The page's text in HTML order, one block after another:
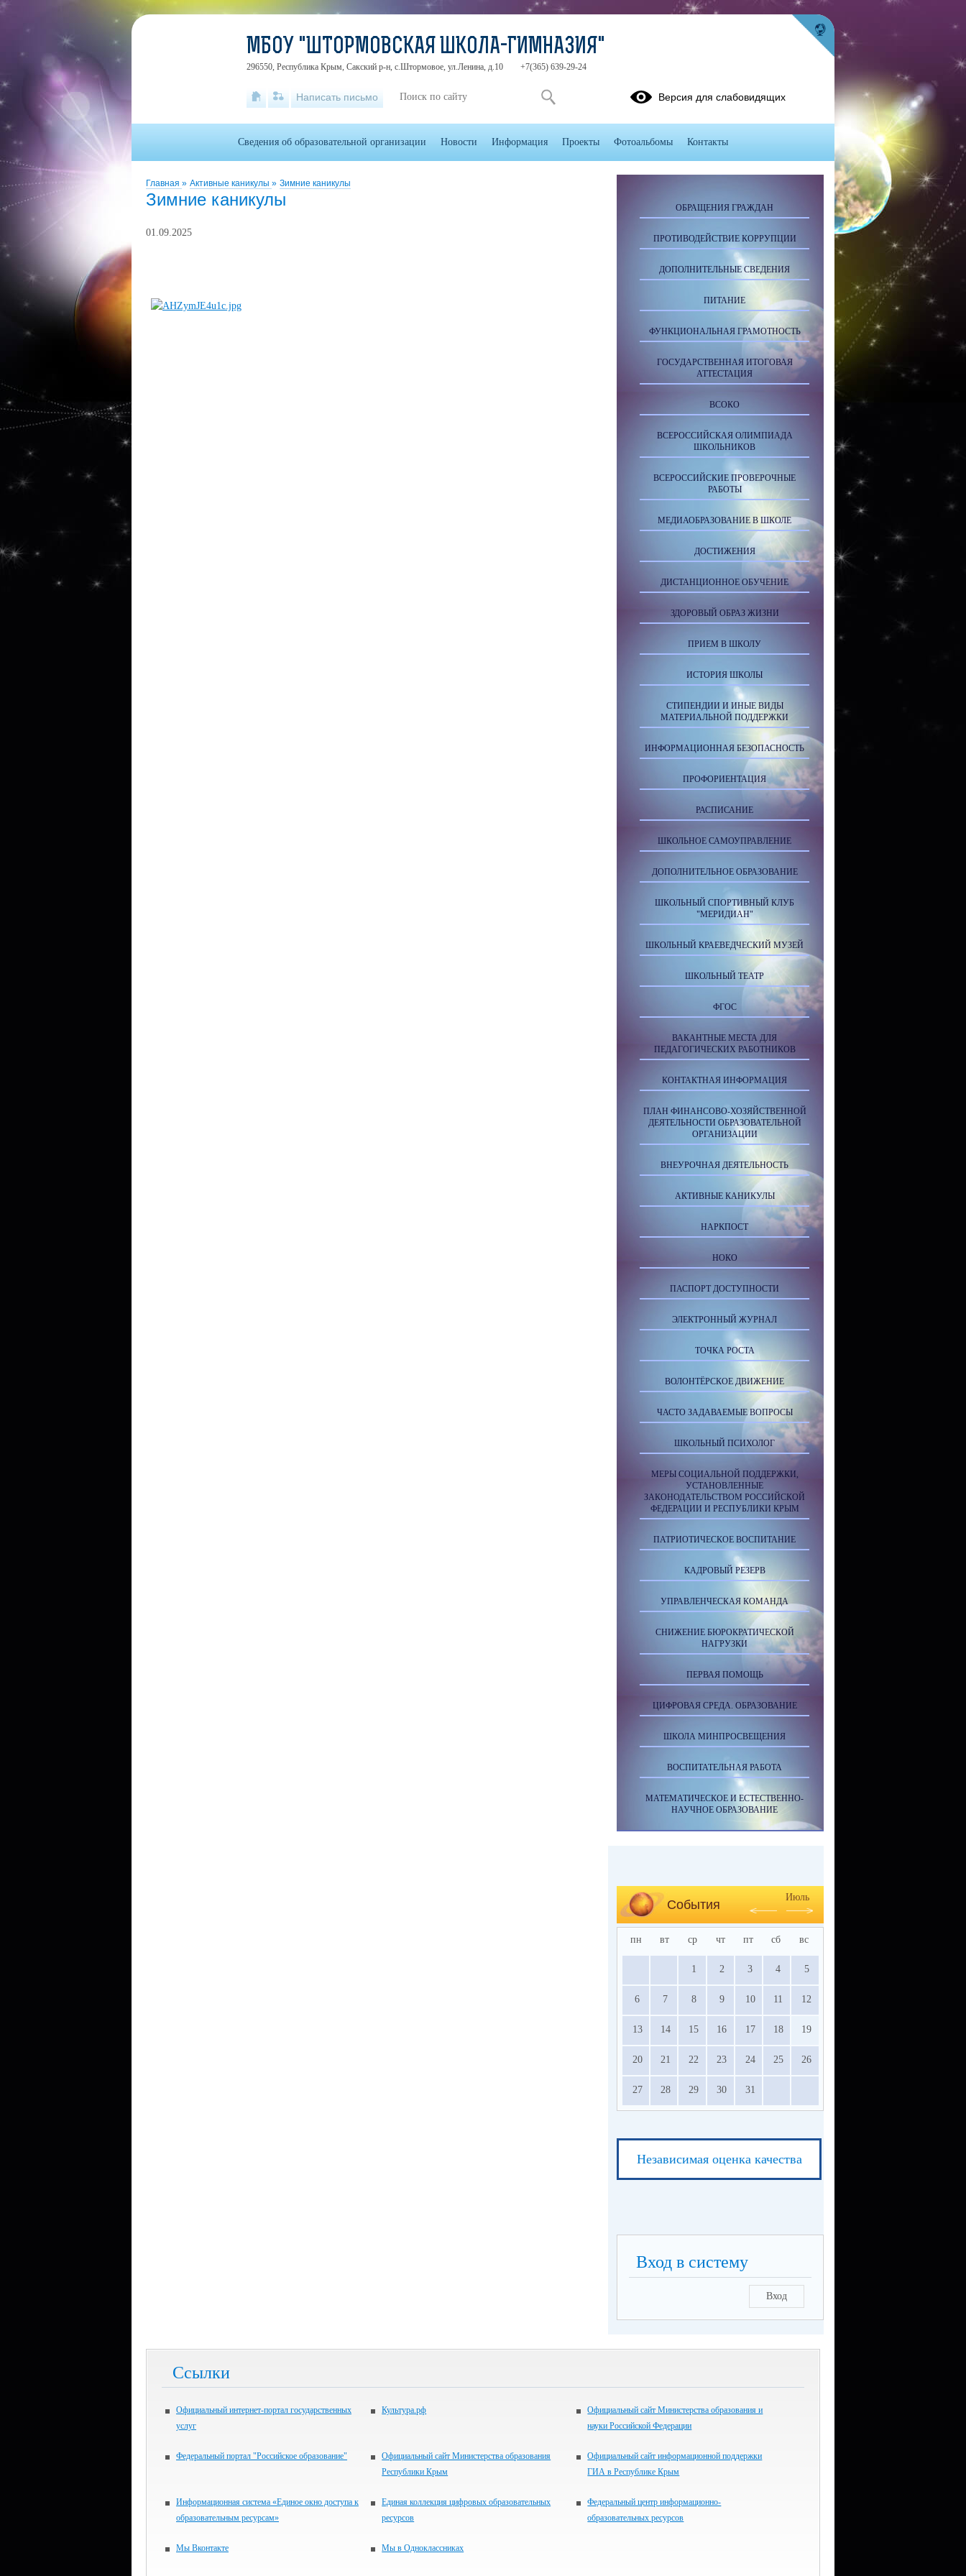
Главная » Активные каникулы » Зимние каникулы
Зимние каникулы
01.09.2025
ОБРАЩЕНИЯ ГРАЖДАН
ПРОТИВОДЕЙСТВИЕ КОРРУПЦИИ
ДОПОЛНИТЕЛЬНЫЕ СВЕДЕНИЯ
ПИТАНИЕ
ФУНКЦИОНАЛЬНАЯ ГРАМОТНОСТЬ
ГОСУДАРСТВЕННАЯ ИТОГОВАЯ
АТТЕСТАЦИЯ
ВСОКО
ВСЕРОССИЙСКАЯ ОЛИМПИАДА
ШКОЛЬНИКОВ
ВСЕРОССИЙСКИЕ ПРОВЕРОЧНЫЕ
РАБОТЫ
МЕДИАОБРАЗОВАНИЕ В ШКОЛЕ
ДОСТИЖЕНИЯ
ДИСТАНЦИОННОЕ ОБУЧЕНИЕ
ЗДОРОВЫЙ ОБРАЗ ЖИЗНИ
ПРИЕМ В ШКОЛУ
ИСТОРИЯ ШКОЛЫ
СТИПЕНДИИ И ИНЫЕ ВИДЫ
МАТЕРИАЛЬНОЙ ПОДДЕРЖКИ
ИНФОРМАЦИОННАЯ БЕЗОПАСНОСТЬ
ПРОФОРИЕНТАЦИЯ
РАСПИСАНИЕ
ШКОЛЬНОЕ САМОУПРАВЛЕНИЕ
ДОПОЛНИТЕЛЬНОЕ ОБРАЗОВАНИЕ
ШКОЛЬНЫЙ СПОРТИВНЫЙ КЛУБ
"МЕРИДИАН"
ШКОЛЬНЫЙ КРАЕВЕДЧЕСКИЙ МУЗЕЙ
ШКОЛЬНЫЙ ТЕАТР
ФГОС
ВАКАНТНЫЕ МЕСТА ДЛЯ
ПЕДАГОГИЧЕСКИХ РАБОТНИКОВ
КОНТАКТНАЯ ИНФОРМАЦИЯ
ПЛАН ФИНАНСОВО-ХОЗЯЙСТВЕННОЙ
ДЕЯТЕЛЬНОСТИ ОБРАЗОВАТЕЛЬНОЙ
ОРГАНИЗАЦИИ
ВНЕУРОЧНАЯ ДЕЯТЕЛЬНОСТЬ
АКТИВНЫЕ КАНИКУЛЫ
НАРКПОСТ
НОКО
ПАСПОРТ ДОСТУПНОСТИ
ЭЛЕКТРОННЫЙ ЖУРНАЛ
ТОЧКА РОСТА
ВОЛОНТЁРСКОЕ ДВИЖЕНИЕ
ЧАСТО ЗАДАВАЕМЫЕ ВОПРОСЫ
ШКОЛЬНЫЙ ПСИХОЛОГ
МЕРЫ СОЦИАЛЬНОЙ ПОДДЕРЖКИ,
УСТАНОВЛЕННЫЕ
ЗАКОНОДАТЕЛЬСТВОМ РОССИЙСКОЙ
ФЕДЕРАЦИИ И РЕСПУБЛИКИ КРЫМ
ПАТРИОТИЧЕСКОЕ ВОСПИТАНИЕ
КАДРОВЫЙ РЕЗЕРВ
УПРАВЛЕНЧЕСКАЯ КОМАНДА
СНИЖЕНИЕ БЮРОКРАТИЧЕСКОЙ
НАГРУЗКИ
ПЕРВАЯ ПОМОЩЬ
ЦИФРОВАЯ СРЕДА. ОБРАЗОВАНИЕ
ШКОЛА МИНПРОСВЕЩЕНИЯ
ВОСПИТАТЕЛЬНАЯ РАБОТА
МАТЕМАТИЧЕСКОЕ И ЕСТЕСТВЕННО-
НАУЧНОЕ ОБРАЗОВАНИЕ
События
Июль
пн вт ср чт пт сб вс
1 2 3 4 5
6 7 8 9 10 11 12
13 14 15 16 17 18 19
20 21 22 23 24 25 26
27 28 29 30 31
Независимая оценка качества
Вход в систему
Вход
Ссылки
Официальный интернет-портал государственных
услуг
Культура.рф
Официальный сайт Министерства образования и
науки Российской Федерации
Федеральный портал "Российское образование"
Официальный сайт Министерства образования
Республики Крым
Официальный сайт информационной поддержки
ГИА в Республике Крым
Информационная система «Единое окно доступа к
образовательным ресурсам»
Единая коллекция цифровых образовательных
ресурсов
Федеральный центр информационно-
образовательных ресурсов
Мы Вконтакте Мы в Одноклассниках
МБОУ "ШТОРМОВСКАЯ ШКОЛА-ГИМНАЗИЯ"
296550, Республика Крым, Сакский р-н, с.Штормовое, ул.Ленина, д.10 +7(365) 639-29-24
Написать письмо Версия для слабовидящих
Сведения об образовательной организации Новости Информация Проекты Фотоальбомы Контакты